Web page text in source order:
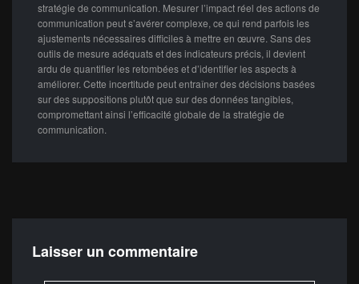
stratégie de communication. Mesurer l’impact réel des actions de
communication peut s’avérer complexe, ce qui rend parfois les
ajustements nécessaires difficiles à mettre en œuvre. Sans des
outils de mesure adéquats et des indicateurs précis, il devient
ardu de quantifier les retombées et d’identifier les aspects à
améliorer. Cette incertitude peut entraîner des décisions basées
sur des suppositions plutôt que sur des données tangibles,
compromettant ainsi l’efficacité globale de la stratégie de
communication.
Laisser un commentaire